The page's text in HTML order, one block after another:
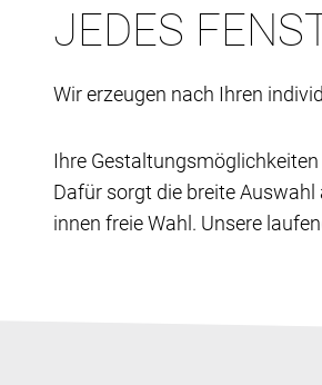
JEDES
Wir erzeugen nach Ihren
Ihre
Dafür sorgt die breite Auswahl
innen freie Wahl. Unsere